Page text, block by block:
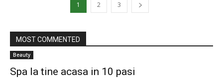
1 2 3
MOST COMMENTED
Beauty
Spa la tine acasa in 10 pasi